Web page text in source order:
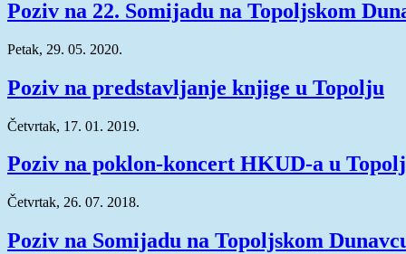
Poziv na 22. Somijadu na Topoljskom
Petak, 29. 05. 2020.
Poziv na predstavljanje knjige u Topolju
Četvrtak, 17. 01. 2019.
Poziv na poklon-koncert HKUD-a u
Četvrtak, 26. 07. 2018.
Poziv na Somijadu na Topoljskom